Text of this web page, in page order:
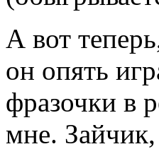
А вот
он опять
фразочки в
мне.